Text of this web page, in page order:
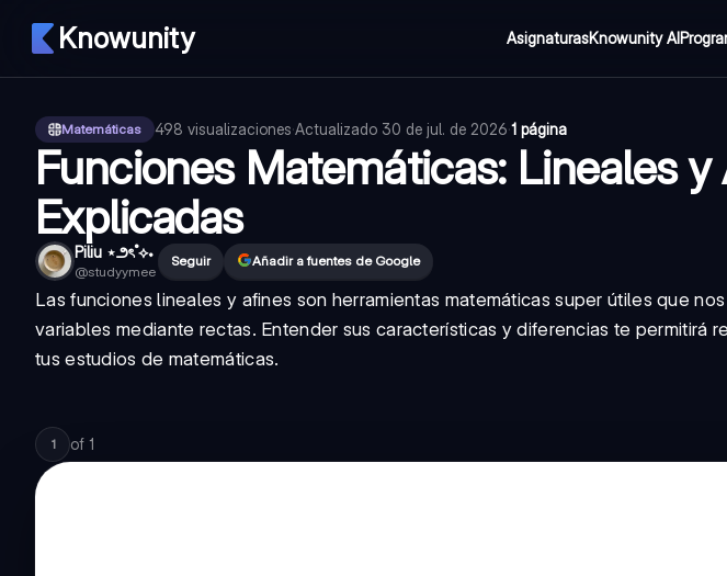
Knowunity AsignaturasKnowunity AI
Matemáticas 498 visualizaciones·Actualizado 30 de jul. de 2026·1 página
Funciones Matemáticas: Lineales y
Explicadas
Piliu ⋆౨ৎ˚⟡˖ ࣪
@studyymee
Seguir Añadir a fuentes de Google
Las funciones lineales y afines son herramientas matemáticas super útiles que
variables mediante rectas. Entender sus características y diferencias te permitirá
tus estudios de matemáticas.
1 of 1